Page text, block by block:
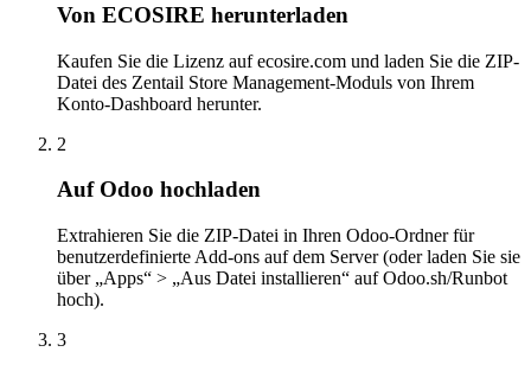
Von ECOSIRE herunterladen
Kaufen Sie die Lizenz auf ecosire.com und laden Sie die ZIP-
Datei des Zentail Store Management-Moduls von Ihrem
Konto-Dashboard herunter.
2
Auf Odoo hochladen
Extrahieren Sie die ZIP-Datei in Ihren Odoo-Ordner für
benutzerdefinierte Add-ons auf dem Server (oder laden Sie sie
über „Apps“ > „Aus Datei installieren“ auf Odoo.sh/Runbot
hoch).
3